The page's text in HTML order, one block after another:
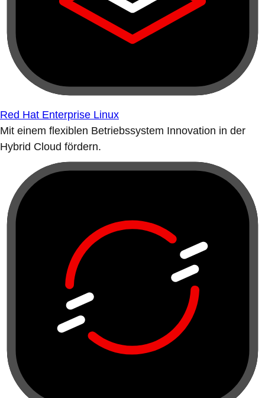
Red Hat Enterprise Linux
Mit einem flexiblen Betriebssystem Innovation in der
Hybrid Cloud fördern.